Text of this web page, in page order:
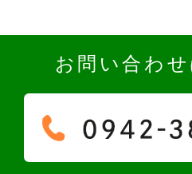
お問い合わ